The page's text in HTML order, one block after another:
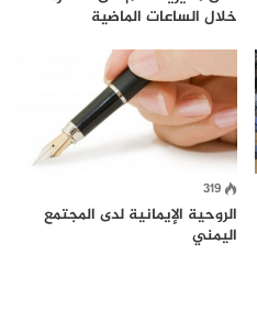
خلال الساعات الماضية
319
الروحية الإيمانية لدى المجتمع
اليمني